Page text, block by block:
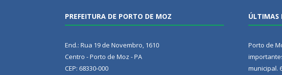
PREFEITURA DE PORTO DE MOZ
End.: Rua 19 de Novembro, 1610
Centro - Porto de Moz - PA
CEP: 68330-000
ÚLTIMAS
Porto de
municipal.